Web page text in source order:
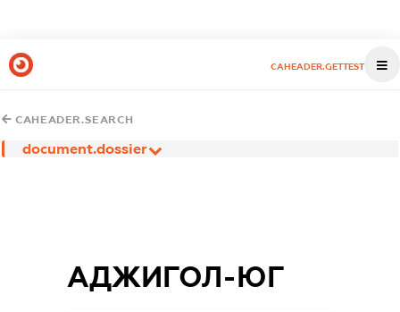
CAHEADER.GETTEST
CAHEADER.SEARCH
document.dossier
АДЖИГОЛ-ЮГ